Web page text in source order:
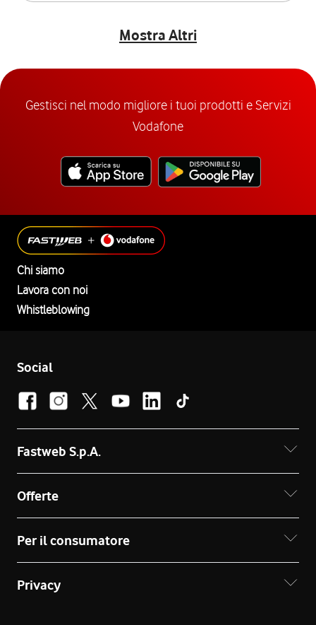
Mostra Altri
Gestisci nel modo migliore i tuoi prodotti e Servizi
Vodafone
Chi siamo
Lavora con noi
Whistleblowing
Social
Fastweb S.p.A.
Offerte
Per il consumatore
Privacy